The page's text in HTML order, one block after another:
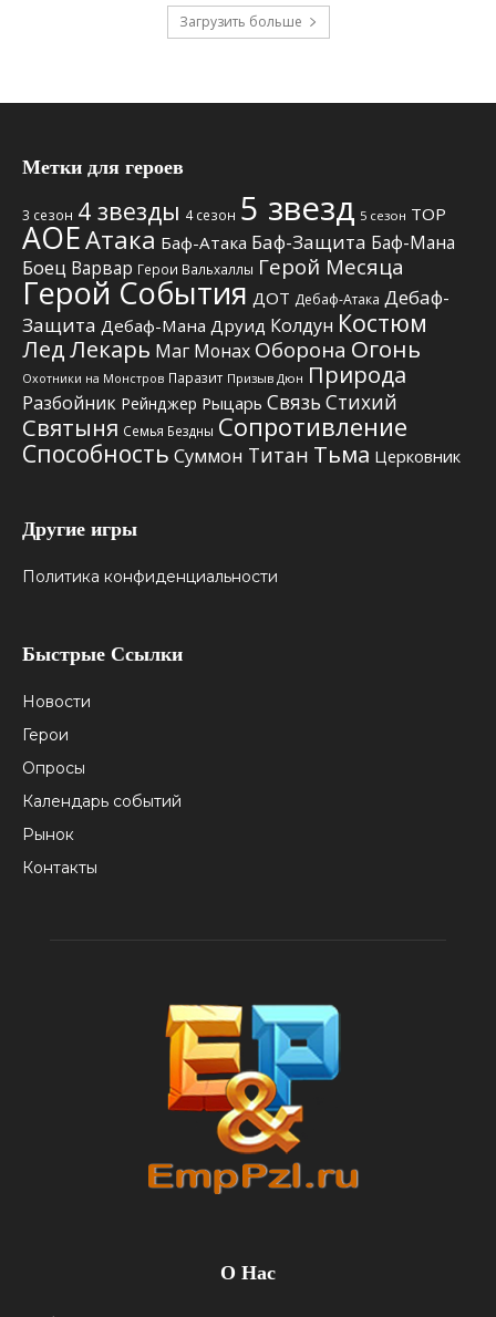
Загрузить больше
Метки для героев
3 сезон 4 звезды 4 сезон 5 звезд 5 сезон TOP
АОЕАтака Баф-Атака Баф-Защита Баф-Мана
Боец Варвар Герои Вальхаллы Герой Месяца
Герой События ДОТ Дебаф-Атака Дебаф-
Защита Дебаф-Мана Друид Колдун Костюм
ЛедЛекарь Маг Монах Оборона Огонь
Охотники на Монстров Паразит Призыв Дюн Природа
Разбойник Рейнджер Рыцарь Связь Стихий
Святыня Семья Бездны Сопротивление
Способность Суммон Титан Тьма Церковник
Другие игры
Политика конфиденциальности
Быстрые Ссылки
Новости
Герои
Опросы
Календарь событий
Рынок
Контакты
О Нас